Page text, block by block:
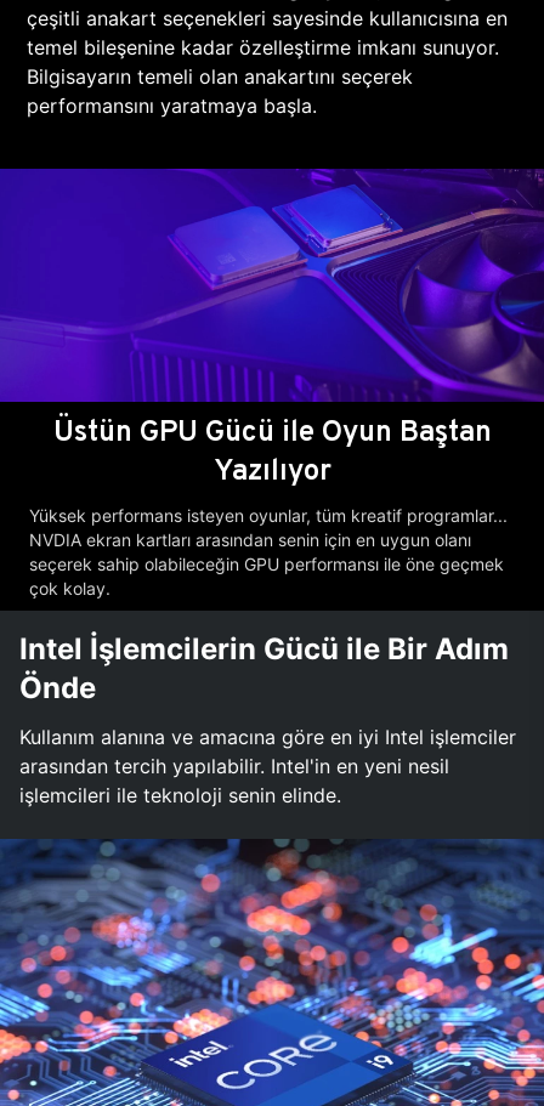
çeşitli anakart seçenekleri sayesinde kullanıcısına en
temel bileşenine kadar özelleştirme imkanı sunuyor.
Bilgisayarın temeli olan anakartını seçerek
performansını yaratmaya başla.
Üstün GPU Gücü ile Oyun Baştan
Yazılıyor
Yüksek performans isteyen oyunlar, tüm kreatif programlar...
NVDIA ekran kartları arasından senin için en uygun olanı
seçerek sahip olabileceğin GPU performansı ile öne geçmek
çok kolay.
Intel İşlemcilerin Gücü ile Bir Adım
Önde
Kullanım alanına ve amacına göre en iyi Intel işlemciler
arasından tercih yapılabilir. Intel'in en yeni nesil
işlemcileri ile teknoloji senin elinde.